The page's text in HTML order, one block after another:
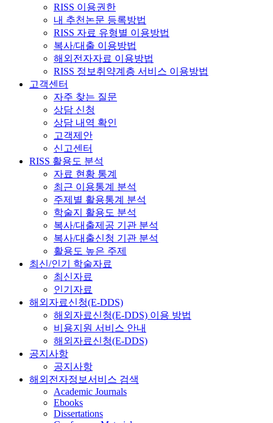
RISS 이용권한
내 추천논문 등록방법
RISS 자료 유형별 이용방법
복사/대출 이용방법
해외전자자료 이용방법
RISS 정보취약계층 서비스 이용방법
고객센터
자주 찾는 질문
상담 신청
상담 내역 확인
고객제안
신고센터
RISS 활용도 분석
자료 현황 통계
최근 이용통계 분석
주제별 활용통계 분석
학술지 활용도 분석
복사/대출제공 기관 분석
복사/대출신청 기관 분석
활용도 높은 주제
최신/인기 학술자료
최신자료
인기자료
해외자료신청(E-DDS)
해외자료신청(E-DDS) 이용 방법
비용지원 서비스 안내
해외자료신청(E-DDS)
공지사항
공지사항
해외전자정보서비스 검색
Academic Journals
Ebooks
Dissertations